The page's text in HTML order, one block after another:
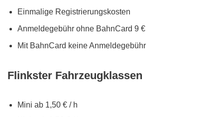
Einmalige Registrierungskosten
Anmeldegebühr ohne BahnCard 9 €
Mit BahnCard keine Anmeldegebühr
Flinkster Fahrzeugklassen
Mini ab 1,50 € / h